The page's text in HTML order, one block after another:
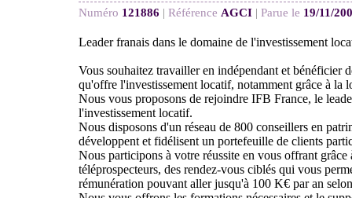
Numéro 121886 | Référence AGCI | Parue le 19/11/
Leader franais dans le domaine de l'investissement
Vous souhaitez travailler en indépendant et bénéficier
qu'offre l'investissement locatif, notamment grâce à la
Nous vous proposons de rejoindre IFB France, le
l'investissement locatif.
Nous disposons d'un réseau de 800 conseillers en
développent et fidélisent un portefeuille de clients
Nous participons à votre réussite en vous offrant grâce
téléprospecteurs, des rendez-vous ciblés qui vous
rémunération pouvant aller jusqu'à 100 K€ par an